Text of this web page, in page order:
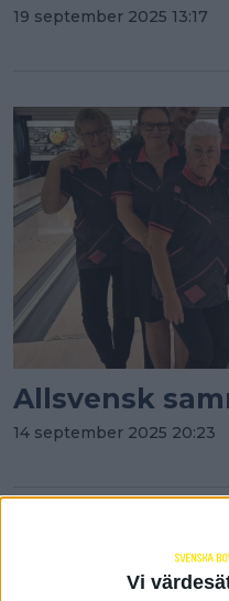
Vi
19 september 2025 13:17
Allsvensk
14 september 2025 20:23